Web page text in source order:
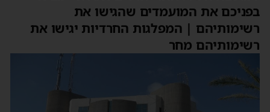
בפניכם את המועמדים שהגישו את
רשימותיהם | המפלגות החרדיות יגישו את
רשימותיהם מחר